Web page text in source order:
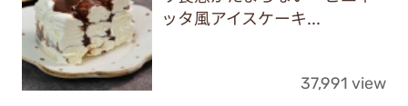
ッタ風アイスケーキ...
37,991 view